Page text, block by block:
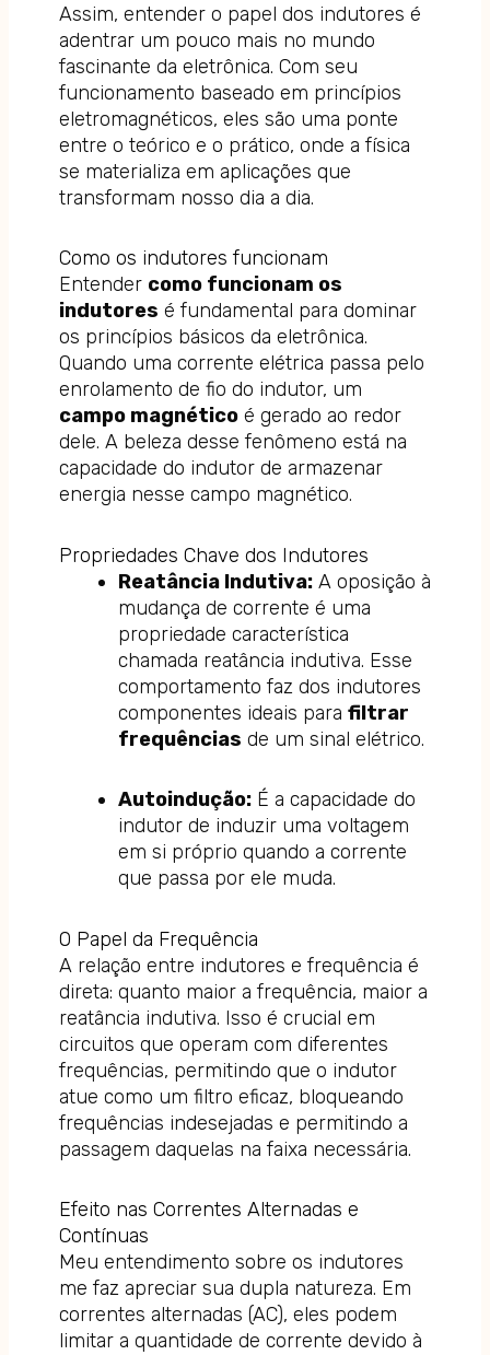
Assim, entender o papel dos indutores é
adentrar um pouco mais no mundo
fascinante da eletrônica. Com seu
funcionamento baseado em princípios
eletromagnéticos, eles são uma ponte
entre o teórico e o prático, onde a física
se materializa em aplicações que
transformam nosso dia a dia.
Como os indutores funcionam
Entender como funcionam os
indutores é fundamental para dominar
os princípios básicos da eletrônica.
Quando uma corrente elétrica passa pelo
enrolamento de fio do indutor, um
campo magnéticoé gerado ao redor
dele. A beleza desse fenômeno está na
capacidade do indutor de armazenar
energia nesse campo magnético.
Propriedades Chave dos Indutores
Reatância Indutiva:A oposição à
mudança de corrente é uma
propriedade característica
chamada reatância indutiva. Esse
comportamento faz dos indutores
componentes ideais para filtrar
frequências de um sinal elétrico.
Autoindução:É a capacidade do
indutor de induzir uma voltagem
em si próprio quando a corrente
que passa por ele muda.
O Papel da Frequência
A relação entre indutores e frequência é
direta: quanto maior a frequência, maior a
reatância indutiva. Isso é crucial em
circuitos que operam com diferentes
frequências, permitindo que o indutor
atue como um filtro eficaz, bloqueando
frequências indesejadas e permitindo a
passagem daquelas na faixa necessária.
Efeito nas Correntes Alternadas e
Contínuas
Meu entendimento sobre os indutores
me faz apreciar sua dupla natureza. Em
correntes alternadas (AC), eles podem
limitar a quantidade de corrente devido à